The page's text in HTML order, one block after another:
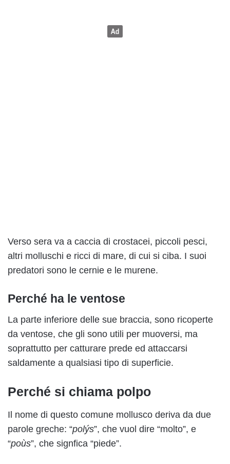
Verso sera va a caccia di crostacei, piccoli pesci,
altri molluschi e ricci di mare, di cui si ciba. I suoi
predatori sono le cernie e le murene.
Perché ha le ventose
La parte inferiore delle sue braccia, sono ricoperte
da ventose, che gli sono utili per muoversi, ma
soprattutto per catturare prede ed attaccarsi
saldamente a qualsiasi tipo di superficie.
Perché si chiama polpo
Il nome di questo comune mollusco deriva da due
parole greche: “polýs”, che vuol dire “molto”, e
“poùs”, che signfica “piede”.